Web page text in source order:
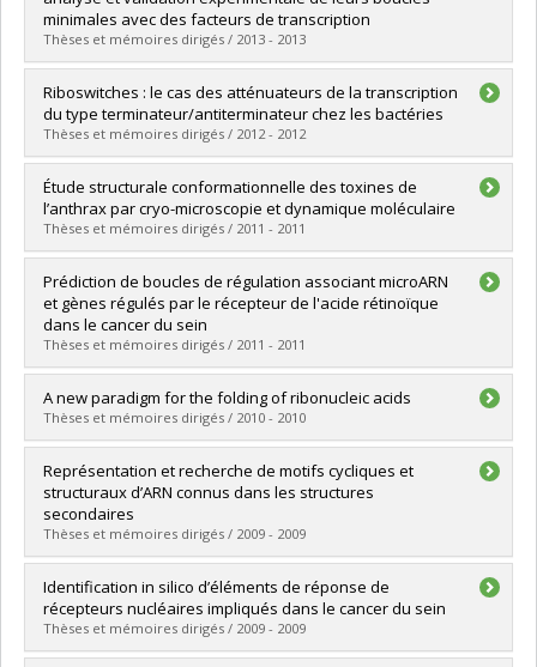
Diplôme obtenu :Ph. D.
Lien vers le document dans Papyrus
minimales avec des facteurs de transcription
Thèses et mémoires dirigés / 2013 - 2013
Diplômé(e) : Lisi, Véronique
Cycle :Doctorat
Diplôme obtenu :Ph. D.
Lien vers le document dans Papyrus
Riboswitches : le cas des atténuateurs de la transcription
du type terminateur/antiterminateur chez les bactéries
Thèses et mémoires dirigés / 2012 - 2012
Diplômé(e) :Abella, Maria de los A.
Cycle :Maîtrise
Diplôme obtenu :M. Sc.
Lien vers le document dans Papyrus
Étude structurale conformationnelle des toxines de
l’anthrax par cryo-microscopie et dynamique moléculaire
Thèses et mémoires dirigés / 2011 - 2011
Diplômé(e) : Fabre, Lucien
Cycle :Maîtrise
Diplôme obtenu :M. Sc.
Lien vers le document dans Papyrus
Prédiction de boucles de régulation associant microARN
et gènes régulés par le récepteur de l'acide rétinoïque
dans le cancer du sein
Thèses et mémoires dirigés / 2011 - 2011
Diplômé(e) :Boufaden, Asma
Cycle : Maîtrise
Diplôme obtenu :M. Sc.
Lien vers le document dans Papyrus
A new paradigm for the folding of ribonucleic acids
Thèses et mémoires dirigés / 2010 - 2010
Diplômé(e) :Parisien, Marc
Cycle :Doctorat
Diplôme obtenu :
Lien vers le document dans Papyrus
Représentation et recherche de motifs cycliques et
structuraux d’ARN connus dans les structures
secondaires
Thèses et mémoires dirigés / 2009 - 2009
Diplômé(e) : Louis-Jeune, Caroline
Cycle :Maîtrise
Diplôme obtenu :M. Sc.
Lien vers le document dans Papyrus
Identification in silico d’éléments de réponse de
récepteurs nucléaires impliqués dans le cancer du sein
Thèses et mémoires dirigés / 2009 - 2009